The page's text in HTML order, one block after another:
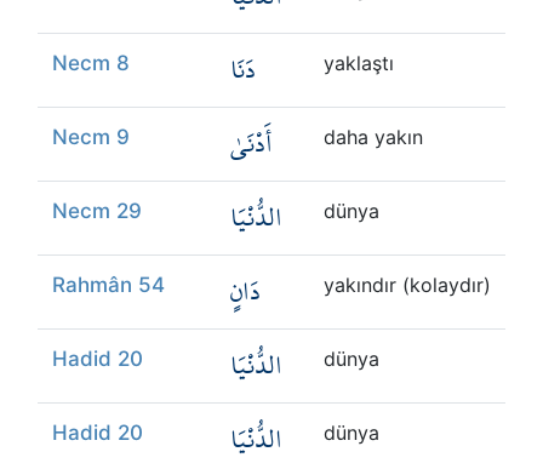
Necm 8 دَنَا yaklaştı
Necm 9 أَدْنَىٰ daha yakın
Necm 29 الدُّنْيَا dünya
Rahmân 54 دَانٍ yakındır (kolaydır)
Hadid 20 الدُّنْيَا dünya
Hadid 20 الدُّنْيَا dünya